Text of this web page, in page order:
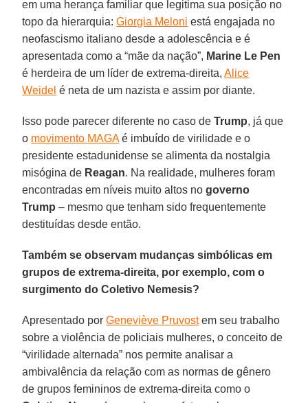
em uma herança familiar que legitima sua posição no
topo da hierarquia:Giorgia Meloni está engajada no
neofascismo italiano desde a adolescência e é
apresentada como a “mãe da nação”, Marine Le Pen
é herdeira de um líder de extrema-direita,Alice
Weidel é neta de um nazista e assim por diante.
Isso pode parecer diferente no caso deTrump, já que
o movimento MAGAé imbuído de virilidade e o
presidente estadunidense se alimenta da nostalgia
misógina de Reagan. Na realidade, mulheres foram
encontradas em níveis muito altos nogoverno
Trump – mesmo que tenham sido frequentemente
destituídas desde então.
Também se observam mudanças simbólicas em
grupos de extrema-direita, por exemplo, com o
surgimento do Coletivo Nemesis?
Apresentado porGeneviève Pruvostem seu trabalho
sobre a violência de policiais mulheres, o conceito de
“virilidade alternada” nos permite analisar a
ambivalência da relação com as normas de gênero
de grupos femininos de extrema-direita como o